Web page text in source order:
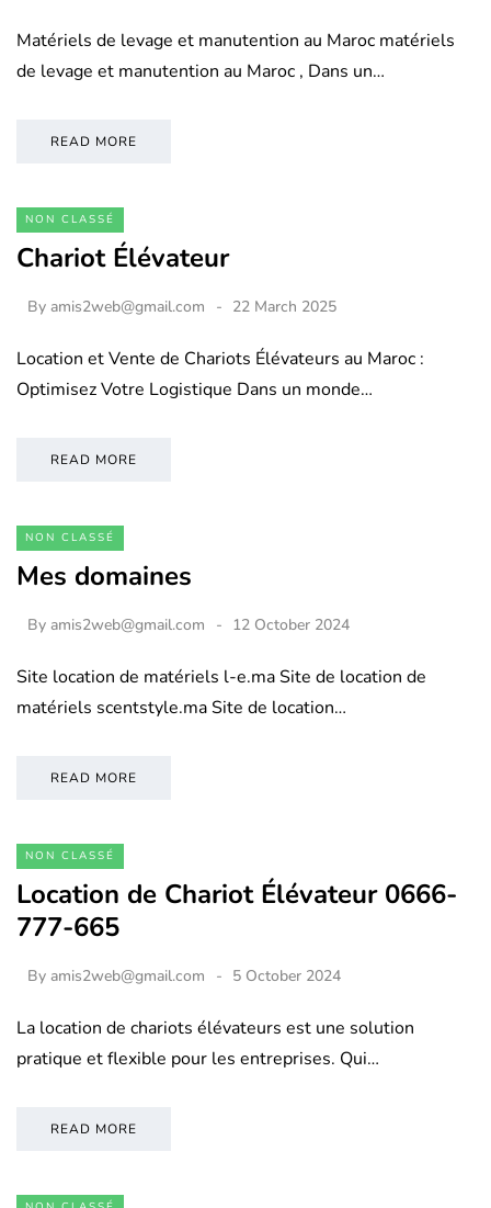
Matériels de levage et manutention au Maroc matériels
de levage et manutention au Maroc , Dans un…
READ MORE
NON CLASSÉ
Chariot Élévateur
By amis2web@gmail.com 22 March 2025
Location et Vente de Chariots Élévateurs au Maroc :
Optimisez Votre Logistique Dans un monde…
READ MORE
NON CLASSÉ
Mes domaines
By amis2web@gmail.com 12 October 2024
Site location de matériels l-e.ma Site de location de
matériels scentstyle.ma Site de location…
READ MORE
NON CLASSÉ
Location de Chariot Élévateur 0666-
777-665
By amis2web@gmail.com 5 October 2024
La location de chariots élévateurs est une solution
pratique et flexible pour les entreprises. Qui…
READ MORE